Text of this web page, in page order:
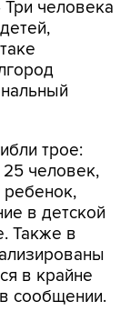
трое:
в детской
Также в
в крайне
сообщении.
в